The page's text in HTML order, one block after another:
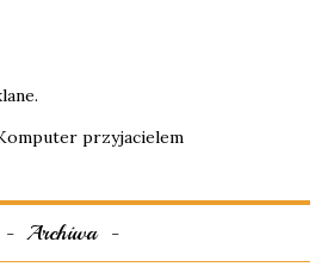
przyjacielem
Archiwa